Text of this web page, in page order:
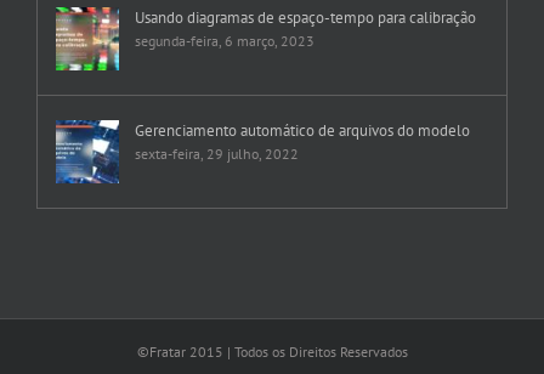
Usando diagramas de espaço-tempo para calibração
segunda-feira, 6 março, 2023
Gerenciamento automático de arquivos do modelo
sexta-feira, 29 julho, 2022
©Fratar 2015 | Todos os Direitos Reservados